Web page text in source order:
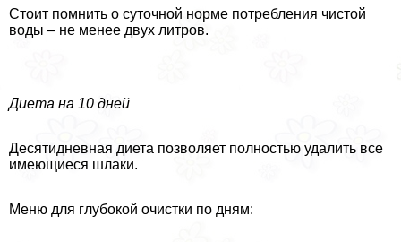
Стоит помнить о суточной норме потрeбления чистой
воды – не менее двух литров.
Диета на 10 дней
Десятидневная диета позволяет полностью удалить все
имеющиеся шлаки.
Меню для глубокой очистки по дням: